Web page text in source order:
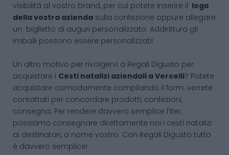
visibilità al vostro brand, per cui potete inserire il logo
della vostra azienda sulla confezione oppure allegare
un biglietto di auguri personalizzato. Addirittura gli
imballi possono essere personalizzati!
Un altro motivo per rivolgervi a Regali Digusto per
acquistare i Cesti natalizi aziendali a Vercelli? Potete
acquistare comodamente compilando il form: verrete
contattati per concordare prodotti, confezioni,
consegna. Per rendere davvero semplice l’iter,
possiamo consegnare direttamente noi i cesti natalizi
ai destinatari, a nome vostro. Con Regali Digusto tutto
è davvero semplice!